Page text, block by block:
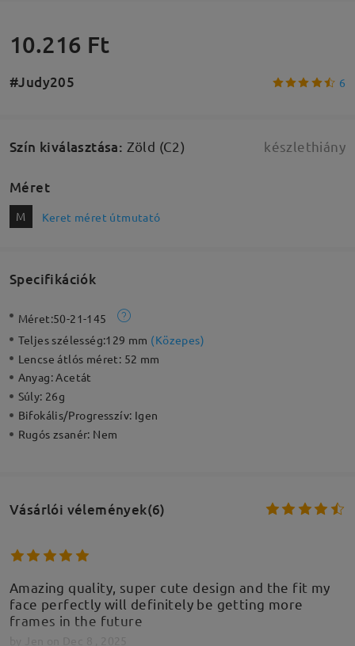
10.216 Ft
#Judy205 6
Szín kiválasztása: Zöld (C2) készlethiány
Méret
M Keret méret útmutató
Specifikációk
Méret:50-21-145
Teljes szélesség:129 mm (Közepes)
Lencse átlós méret: 52 mm
Anyag:Acetát
Súly: 26g
Bifokális/Progresszív: Igen
Rugós zsanér: Nem
Vásárlói vélemények(6)
Amazing quality, super cute design and the fit my
face perfectly will definitely be getting more
frames in the future